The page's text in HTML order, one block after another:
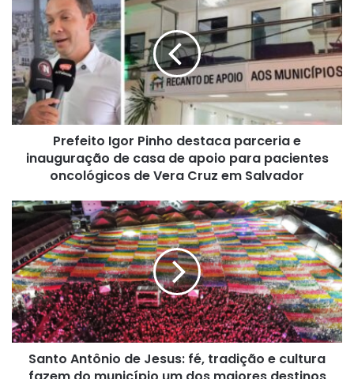
Pinho
destaca
parceria
e
inauguração
de
casa
apoio
oncológicos
de
Vera
Cruz
em
Salvador
Prefeito Igor Pinho destaca parceria e
inauguração de casa de apoio para pacientes
oncológicos de Vera Cruz em Salvador
Santo
Antônio
de
Jesus:
fé,
tradição
e
cultura
fazem
município
Santo Antônio de Jesus: fé, tradição e cultura